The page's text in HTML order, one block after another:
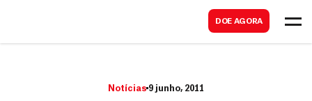
DOE AGORA
r
Notícias 9 junho, 2011
a